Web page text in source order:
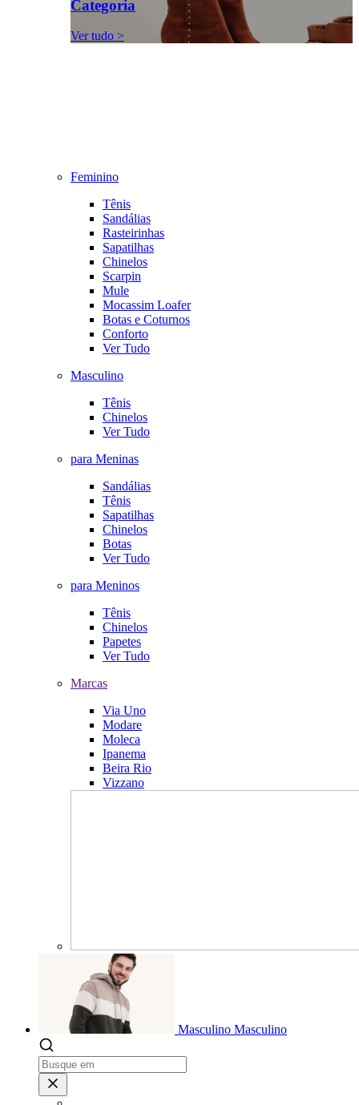
Categoria
Ver tudo >
Feminino
Tênis
Sandálias
Rasteirinhas
Sapatilhas
Chinelos
Scarpin
Mule
Mocassim Loafer
Botas e Coturnos
Conforto
Ver Tudo
Masculino
Tênis
Chinelos
Ver Tudo
para Meninas
Sandálias
Tênis
Sapatilhas
Chinelos
Botas
Ver Tudo
para Meninos
Tênis
Chinelos
Papetes
Ver Tudo
Marcas
Via Uno
Modare
Moleca
Ipanema
Beira Rio
Vizzano
Masculino Masculino